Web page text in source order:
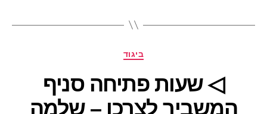
קטגוריותביגוד
◁ שעות פתיחה סניף
המשביר לצרכן – שלמה